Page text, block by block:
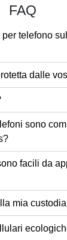
FAQ
per telefono
dalle
sono
facili da
mia